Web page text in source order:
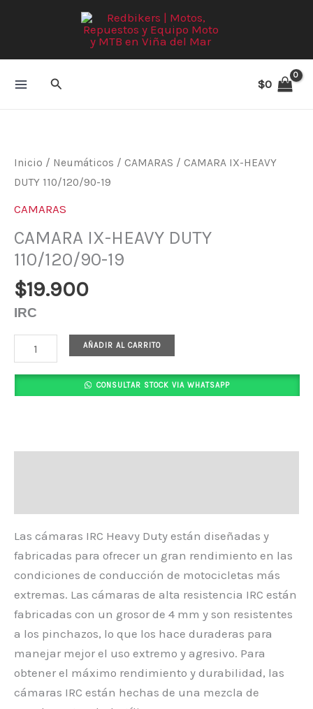
Buscar $0
Inicio / Neumáticos / CAMARAS / CAMARA IX-HEAVY
DUTY 110/120/90-19
CAMARAS
CAMARA IX-HEAVY DUTY
110/120/90-19
$19.900
IRC
HEAVY
DUTY
19
cantidad
AÑADIR AL CARRITO
CONSULTAR STOCK VIA WHATSAPP
Las cámaras IRC Heavy Duty están diseñadas y
fabricadas para ofrecer un gran rendimiento en las
condiciones de conducción de motocicletas más
extremas. Las cámaras de alta resistencia IRC están
fabricadas con un grosor de 4 mm y son resistentes
a los pinchazos, lo que los hace duraderas para
manejar mejor el uso extremo y agresivo. Para
obtener el máximo rendimiento y durabilidad, las
cámaras IRC están hechas de una mezcla de